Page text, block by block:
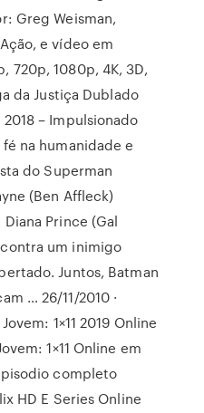
Greg Weisman,
e vídeo em
720p, 1080p, 4K, 3D,
da Justiça Dublado
– Impulsionado
na humanidade e
do Superman
(Ben Affleck)
Prince (Gal
um inimigo
Juntos, Batman
… 26/11/2010 ·
1×11 2019 Online
1×11 Online em
completo
HD E Series Online